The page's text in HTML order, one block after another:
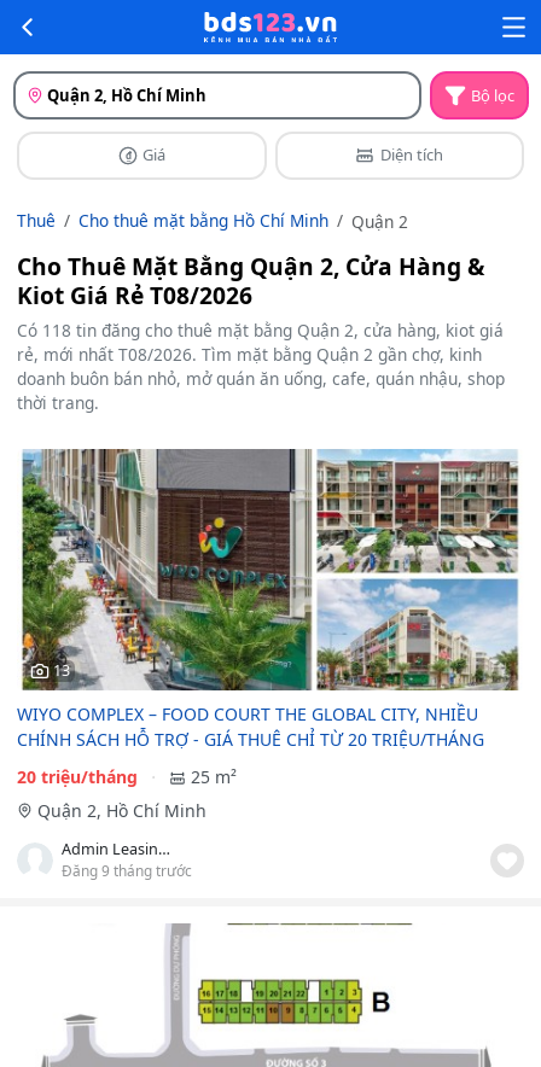
Quận 2, Hồ Chí Minh Bộ lọc
Giá Diện tích
Thuê Cho thuê mặt bằng Hồ Chí Minh Quận 2
Cho Thuê Mặt Bằng Quận 2, Cửa Hàng &
Kiot Giá Rẻ T08/2026
Có 118 tin đăng cho thuê mặt bằng Quận 2, cửa hàng, kiot giá
rẻ, mới nhất T08/2026. Tìm mặt bằng Quận 2 gần chợ, kinh
doanh buôn bán nhỏ, mở quán ăn uống, cafe, quán nhậu, shop
thời trang.
13
WIYO COMPLEX – FOOD COURT THE GLOBAL CITY, NHIỀU
CHÍNH SÁCH HỖ TRỢ - GIÁ THUÊ CHỈ TỪ 20 TRIỆU/THÁNG
20 triệu/tháng
25 m²
Quận 2, Hồ Chí Minh
Admin Leasing PCM
Đăng 9 tháng trước